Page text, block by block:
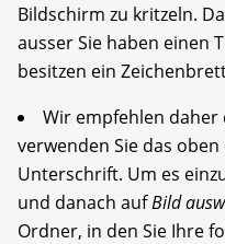
Bildschirm zu kritzeln.
ausser Sie haben einen
besitzen ein
Wir empfehlen
verwenden Sie das
Unterschrift. Um es
und danach aufBild
Ordner, in den Sie Ihre